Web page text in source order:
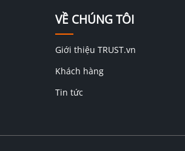
VỀ CHÚNG TÔI
Giới thiệu TRUST.vn
Khách hàng
Tin tức